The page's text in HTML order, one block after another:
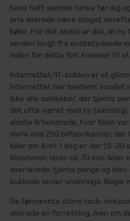
have haft samme tanke før dig
pris allerede være steget
købe. For det andet er det, at
verden langt fra ensbetydende
inden for dette felt kommer til at
Internettet/IT-boblen er et
Internettet har bestemt vundet
ikke alle selskaber, der tjente
det ofte været med ny
sidste århundrede, hvor bilen
mere end 250 bilfabrikanter, der
biler om året. I dag er der 15-20
tilsammen laver ca. 70 mio. biler
overlevede, tjente penge og
bukkede under undervejs. Nogle
De førnævnte store tech-
allerede en forretning, men om